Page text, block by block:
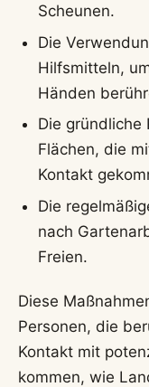
Scheunen.
Die
Hilfsmitteln,
Händen
Die gründliche
Flächen, die
Kontakt
Die
nach
Freien.
Diese
Personen, die
Kontakt mit
kommen, wie